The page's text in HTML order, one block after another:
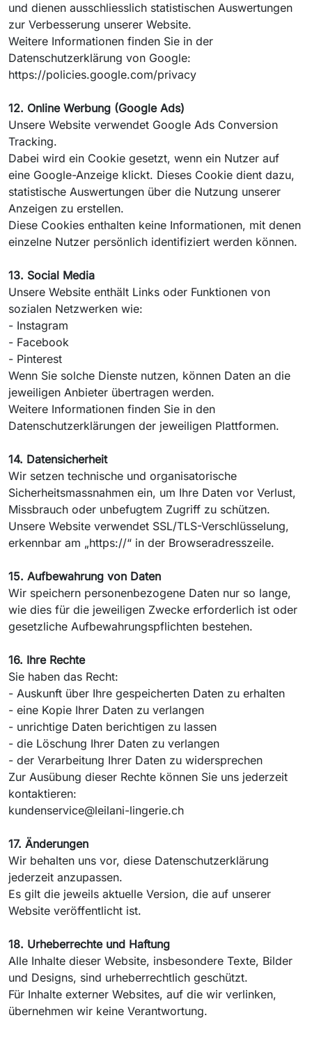
und dienen ausschliesslich statistischen Auswertungen
zur Verbesserung unserer Website.
Weitere Informationen finden Sie in der
Datenschutzerklärung von Google:
https://policies.google.com/privacy
12. Online Werbung (Google Ads)
Unsere Website verwendet Google Ads Conversion
Tracking.
Dabei wird ein Cookie gesetzt, wenn ein Nutzer auf
eine Google-Anzeige klickt. Dieses Cookie dient dazu,
statistische Auswertungen über die Nutzung unserer
Anzeigen zu erstellen.
Diese Cookies enthalten keine Informationen, mit denen
einzelne Nutzer persönlich identifiziert werden können.
13. Social Media
Unsere Website enthält Links oder Funktionen von
sozialen Netzwerken wie:
- Instagram
- Facebook
- Pinterest
Wenn Sie solche Dienste nutzen, können Daten an die
jeweiligen Anbieter übertragen werden.
Weitere Informationen finden Sie in den
Datenschutzerklärungen der jeweiligen Plattformen.
14. Datensicherheit
Wir setzen technische und organisatorische
Sicherheitsmassnahmen ein, um Ihre Daten vor Verlust,
Missbrauch oder unbefugtem Zugriff zu schützen.
Unsere Website verwendet SSL/TLS-Verschlüsselung,
erkennbar am „https://“ in der Browseradresszeile.
15. Aufbewahrung von Daten
Wir speichern personenbezogene Daten nur so lange,
wie dies für die jeweiligen Zwecke erforderlich ist oder
gesetzliche Aufbewahrungspflichten bestehen.
16. Ihre Rechte
Sie haben das Recht:
- Auskunft über Ihre gespeicherten Daten zu erhalten
- eine Kopie Ihrer Daten zu verlangen
- unrichtige Daten berichtigen zu lassen
- die Löschung Ihrer Daten zu verlangen
- der Verarbeitung Ihrer Daten zu widersprechen
Zur Ausübung dieser Rechte können Sie uns jederzeit
kontaktieren:
kundenservice@leilani-lingerie.ch
17. Änderungen
Wir behalten uns vor, diese Datenschutzerklärung
jederzeit anzupassen.
Es gilt die jeweils aktuelle Version, die auf unserer
Website veröffentlicht ist.
18. Urheberrechte und Haftung
Alle Inhalte dieser Website, insbesondere Texte, Bilder
und Designs, sind urheberrechtlich geschützt.
Für Inhalte externer Websites, auf die wir verlinken,
übernehmen wir keine Verantwortung.